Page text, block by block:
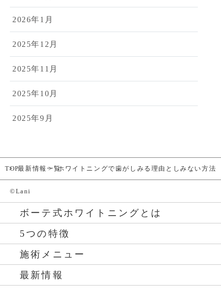
2026年1月
2025年12月
2025年11月
2025年10月
2025年9月
TOP最新情報一覧ホワイトニングで歯がしみる理由としみない方法
ボーテ式ホワイトニングとは
5つの特徴
施術メニュー
最新情報
©Lani